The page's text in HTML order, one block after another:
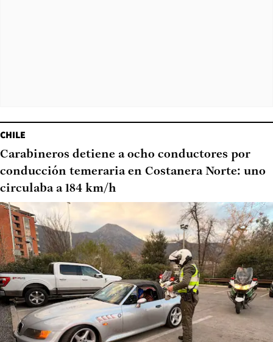
CHILE
Carabineros detiene a ocho conductores por
conducción temeraria en Costanera Norte: uno
circulaba a 184 km/h